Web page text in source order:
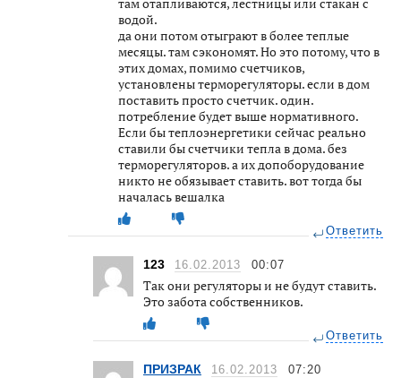
водой.
да они потом отыграют в более теплые
месяцы. там сэкономят. Но это потому, что в
этих домах, помимо счетчиков,
установлены терморегуляторы. если в дом
поставить просто счетчик. один.
потребление будет выше нормативного.
Если бы теплоэнергетики сейчас реально
ставили бы счетчики тепла в дома. без
терморегуляторов. а их допоборудование
никто не обязывает ставить. вот тогда бы
началась вешалка
Ответить
123 16.02.2013 00:07
Так они регуляторы и не будут ставить.
Это забота собственников.
Ответить
ПРИЗРАК 16.02.2013 07:20